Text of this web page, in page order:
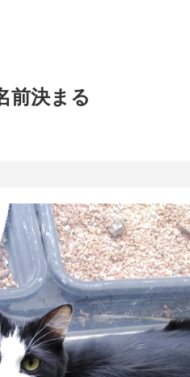
前決まる